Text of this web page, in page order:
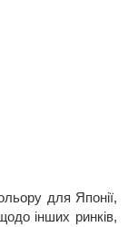
для Японії,
інших ринків,